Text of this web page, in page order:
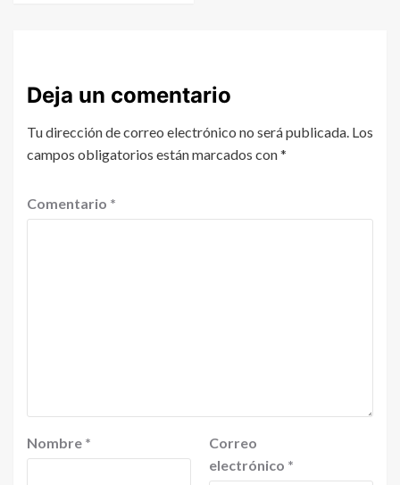
Deja un comentario
Tu dirección de correo electrónico no será publicada. Los
campos obligatorios están marcados con*
Comentario *
Nombre *
Correo
electrónico *